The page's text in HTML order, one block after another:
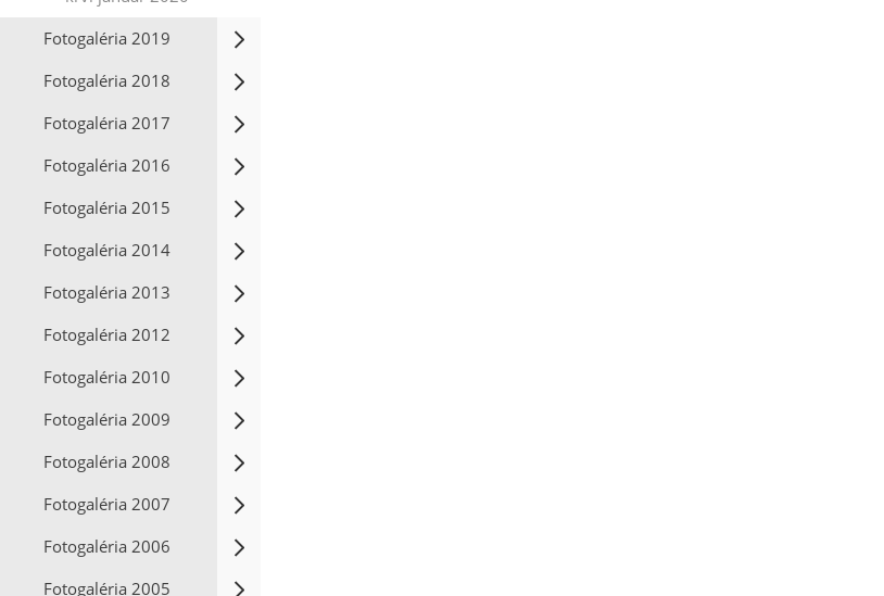
Fotogaléria 2019
Fotogaléria 2018
Fotogaléria 2017
Fotogaléria 2016
Fotogaléria 2015
Fotogaléria 2014
Fotogaléria 2013
Fotogaléria 2012
Fotogaléria 2010
Fotogaléria 2009
Fotogaléria 2008
Fotogaléria 2007
Fotogaléria 2006
Fotogaléria 2005